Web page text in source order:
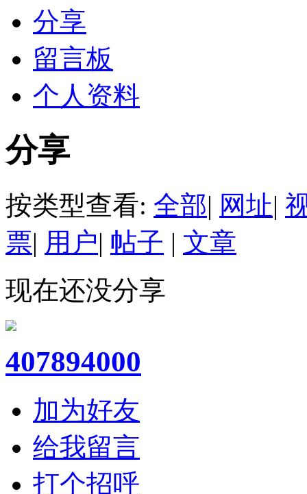
分享
留言板
个人资料
分享
按类型查看: 全部| 网址|
票| 用户| 帖子 | 文章
现在还没分享
407894000
加为好友
给我留言
打个招呼